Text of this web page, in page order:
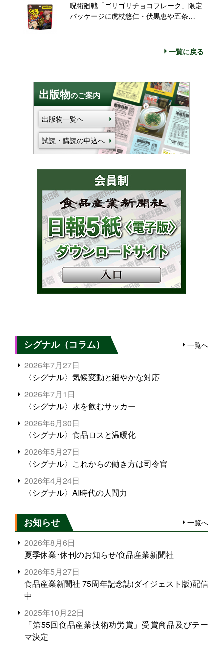
呪術廻戦「ゴリゴリチョコフレーク」限定
パッケージに虎杖悠仁・伏黒恵や五条
一覧に戻る
出版物のご案内
出版物一覧へ
試読・購読の申込へ
シグナル（コラム） 一覧へ
2026年7月27日
〈シグナル〉気候変動と細やかな対応
2026年7月1日
〈シグナル〉水を飲むサッカー
2026年6月30日
〈シグナル〉食品ロスと温暖化
2026年5月27日
〈シグナル〉これからの働き方は司令官
2026年4月24日
〈シグナル〉AI時代の人間力
お知らせ 一覧へ
2026年8月6日
夏季休業･休刊のお知らせ/食品産業新聞社
2026年5月27日
食品産業新聞社 75周年記念誌(ダイジェスト版)配信
中
2025年10月22日
「第55回食品産業技術功労賞」受賞商品及びテー
マ決定